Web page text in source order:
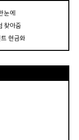
눈에
찾아줌
현금화